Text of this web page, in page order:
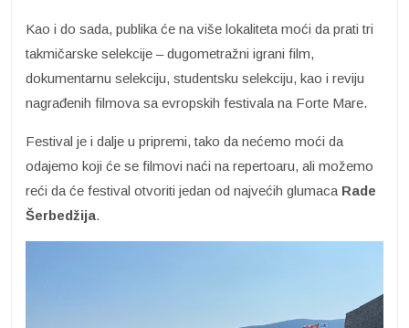
Kao i do sada, publika će na više lokaliteta moći da prati tri
takmičarske selekcije – dugometražni igrani film,
dokumentarnu selekciju, studentsku selekciju, kao i reviju
nagrađenih filmova sa evropskih festivala na Forte Mare.
Festival je i dalje u pripremi, tako da nećemo moći da
odajemo koji će se filmovi naći na repertoaru, ali možemo
reći da će festival otvoriti jedan od najvećih glumaca Rade
Šerbedžija.